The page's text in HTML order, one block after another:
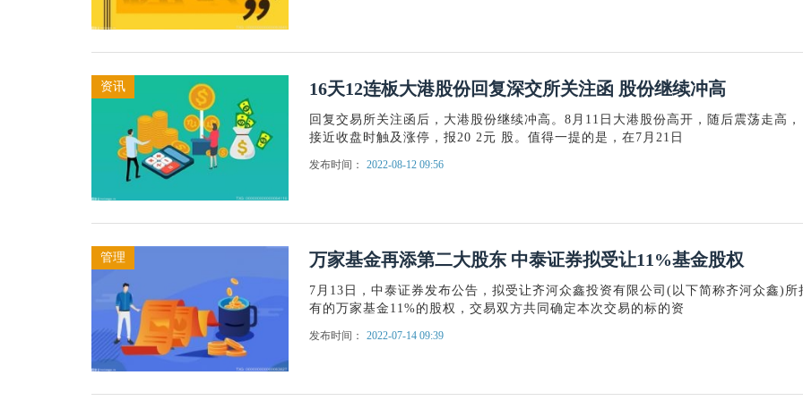
资讯 16天12连板大港股份回复深交所关注函 股份继续冲高
回复交易所关注函后，大港股份继续冲高。8月11日大港股份高开，随后震荡走高，
接近收盘时触及涨停，报20 2元 股。值得一提的是，在7月21日
发布时间： 2022-08-12 09:56
管理 万家基金再添第二大股东 中泰证券拟受让11%基金股权
7月13日，中泰证券发布公告，拟受让齐河众鑫投资有限公司(以下简称齐河众鑫)所
有的万家基金11%的股权，交易双方共同确定本次交易的标的资
发布时间： 2022-07-14 09:39